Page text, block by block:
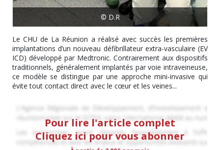
© D.R
Le CHU de La Réunion a réalisé avec succès les premières
implantations d’un nouveau défibrillateur extra-vasculaire (EV
ICD) développé par Medtronic. Contrairement aux dispositifs
traditionnels, généralement implantés par voie intraveineuse,
ce modèle se distingue par une approche mini-invasive qui
évite tout contact direct avec le cœur et les veines...
Pour lire l'article complet
Cliquez ici pour vous abonner